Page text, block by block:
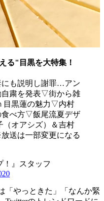
る"目黒を大特集！
にも説明し謝罪…アン
自粛を発表▽街から雑
目黒蓮の魅力▽内村
食べ方▽飯尾流夏デザ
（オアシズ）＆吉村
送は一部変更になる
』スタッフ
「やっときた」「なんか緊